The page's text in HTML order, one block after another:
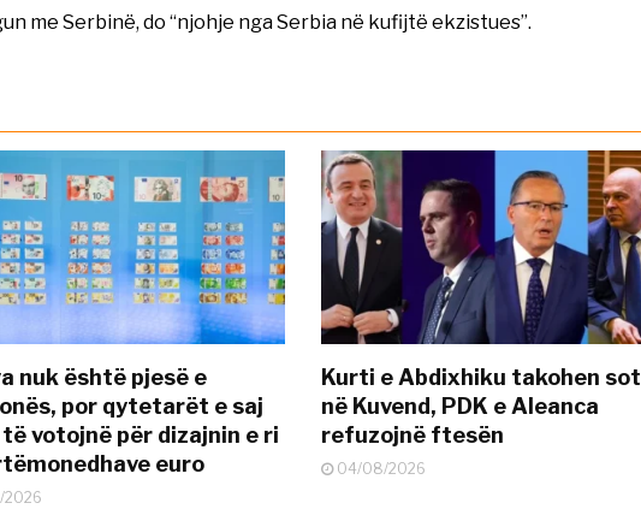
me Serbinë, do “njohje nga Serbia në kufijtë ekzistues”.
nuk është pjesë e
por qytetarët e saj
votojnë për dizajnin e ri
euro
Kurti e Abdixhiku takohen sot
në Kuvend, PDK e Aleanca
refuzojnë ftesën
04/08/2026